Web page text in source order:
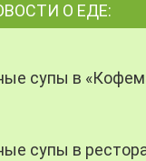
О ЕДЕ:
супы в
супы в